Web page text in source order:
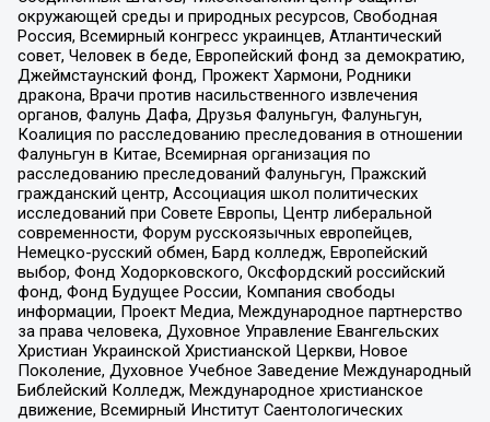
окружающей среды и природных ресурсов, Свободная
Россия, Всемирный конгресс украинцев, Атлантический
совет, Человек в беде, Европейский фонд за демократию,
Джеймстаунский фонд, Прожект Хармони, Родники
дракона, Врачи против насильственного извлечения
органов, Фалунь Дафа, Друзья Фалуньгун, Фалуньгун,
Коалиция по расследованию преследования в отношении
Фалуньгун в Китае, Всемирная организация по
расследованию преследований Фалуньгун, Пражский
гражданский центр, Ассоциация школ политических
исследований при Совете Европы, Центр либеральной
современности, Форум русскоязычных европейцев,
Немецко-русский обмен, Бард колледж, Европейский
выбор, Фонд Ходорковского, Оксфордский российский
фонд, Фонд Будущее России, Компания свободы
информации, Проект Медиа, Международное партнерство
за права человека, Духовное Управление Евангельских
Христиан Украинской Христианской Церкви, Новое
Поколение, Духовное Учебное Заведение Международный
Библейский Колледж, Международное христианское
движение, Всемирный Институт Саентологических